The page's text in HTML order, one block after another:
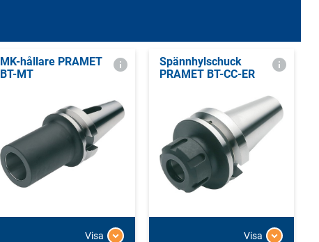
MK-hållare PRAMET
BT-MT
Visa
Spännhylschuck
PRAMET BT-CC-ER
Visa